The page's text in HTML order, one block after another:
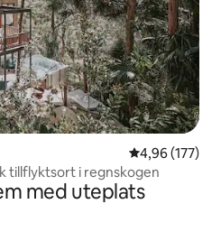
4,96 av 5 i
4,96 (177)
tillflyktsort i regnskogen
med uteplats